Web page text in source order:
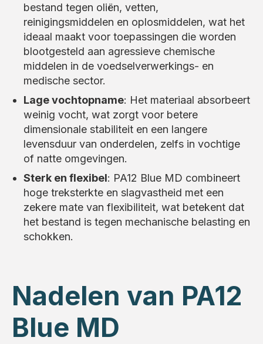
bestand tegen oliën, vetten,
reinigingsmiddelen en oplosmiddelen, wat het
ideaal maakt voor toepassingen die worden
blootgesteld aan agressieve chemische
middelen in de voedselverwerkings- en
medische sector.
Lage vochtopname: Het materiaal absorbeert
weinig vocht, wat zorgt voor betere
dimensionale stabiliteit en een langere
levensduur van onderdelen, zelfs in vochtige
of natte omgevingen.
Sterk en flexibel: PA12 Blue MD combineert
hoge treksterkte en slagvastheid met een
zekere mate van flexibiliteit, wat betekent dat
het bestand is tegen mechanische belasting en
schokken.
Nadelen van PA12
Blue MD